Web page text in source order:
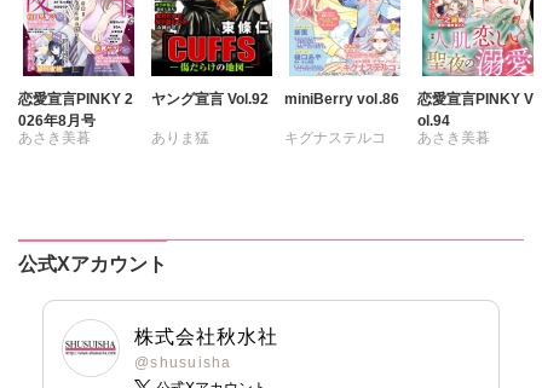
海月うる子
さくら蒼
踊る毒林檎
六原ミッカ
紅ヶ屋
さくら蒼
踊る毒林檎
六原ミッカ
小出ちゃこ
海月うる子
さくら蒼
踊る毒林檎
六原ミッカ
海月うる子
さくら蒼
踊る毒林檎
六原ミッカ
小出ちゃこ
恋愛宣言PINKY 2
026年8月号
あさき美暮
紫賀サヲリ
小鳥晶
松本ゆうか
水瀬友美
ヤング宣言 Vol.92
ありま猛
池田文春
白虎丸 粕谷秀夫
葉月かずお
平田弘次
miniBerry vol.86
キグナステルコ
踊る毒林檎
恋愛宣言PINKY V
ol.94
あさき美暮
松本ゆうか
公式Xアカウント
株式会社秋水社
@shusuisha